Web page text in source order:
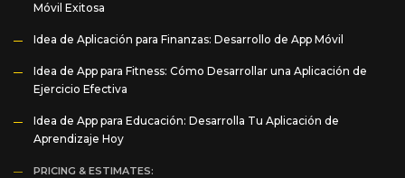
Móvil Exitosa
Idea de Aplicación para Finanzas: Desarrollo de App Móvil
Idea de App para Fitness: Cómo Desarrollar una Aplicación de
Ejercicio Efectiva
Idea de App para Educación: Desarrolla Tu Aplicación de
Aprendizaje Hoy
PRICING & ESTIMATES: